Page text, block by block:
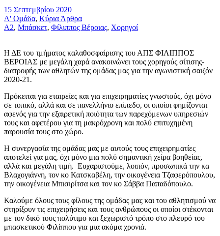
15 Σεπτεμβρίου 2020
Α' Ομάδα, Κύρια Άρθρα
Α2, Μπάσκετ, Φίλιππος Βέροιας, Χορηγοί
Η ΔΕ του τμήματος καλαθοσφαίρισης του ΑΠΣ ΦΙΛΙΠΠΟΣ
ΒΕΡΟΙΑΣ με μεγάλη χαρά ανακοινώνει τους χορηγούς σίτισης-
διατροφής των αθλητών της ομάδας μας για την αγωνιστική σαιζόν
2020-21.
Πρόκειται για εταιρείες και για επιχειρηματίες γνωστούς, όχι μόνο
σε τοπικό, αλλά και σε πανελλήνιο επίπεδο, οι οποίοι φημίζονται
αφενός για την εξαιρετική ποιότητα των παρεχόμενων υπηρεσιών
τους και αφετέρου για τη μακρόχρονη και πολύ επιτυχημένη
παρουσία τους στο χώρο.
Η συνεργασία της ομάδας μας με αυτούς τους επιχειρηματίες
αποτελεί για μας, όχι μόνο μια πολύ σημαντική χείρα βοηθείας,
αλλά και μεγάλη τιμή. Ευχαριστούμε, λοιπόν, προσωπικά την κα
Βλαχογιάννη, τον κο Κατσκαβέλη, την οικογένεια Τζαφερόπουλου,
την οικογένεια Μπισιρίτσα και τον κο Σάββα Παπαδόπουλο.
Καλούμε όλους τους φίλους της ομάδας μας και του αθλητισμού να
στηρίξουν τις επιχειρήσεις και τους ανθρώπους οι οποίοι στέκονται
με τον δικό τους πολύτιμο και ξεχωριστό τρόπο στο πλευρό του
μπασκετικού Φιλίππου για μια ακόμα χρονιά.